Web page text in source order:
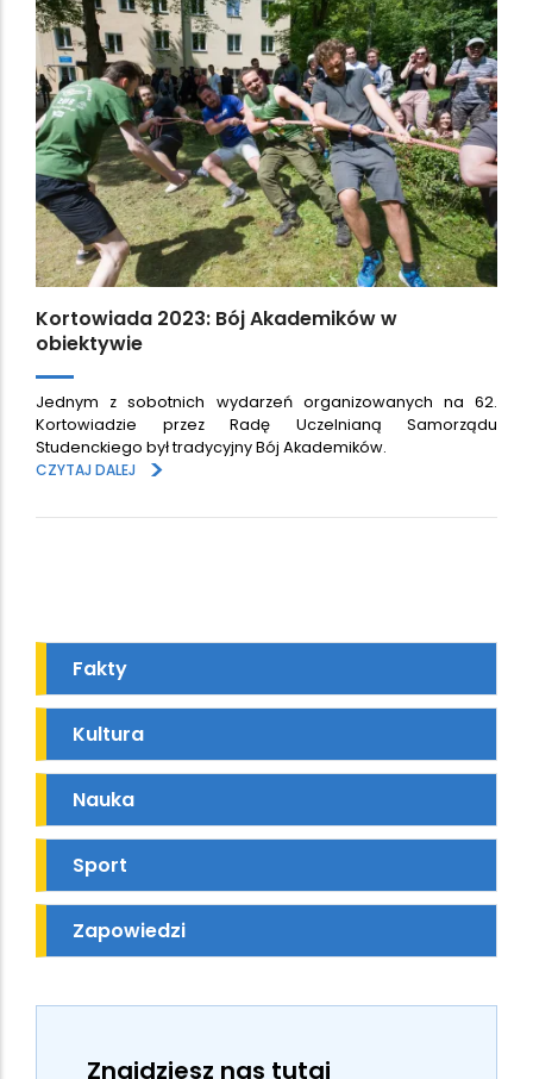
Kortowiada 2023: Bój Akademików w
obiektywie
Jednym z sobotnich wydarzeń organizowanych na 62.
Kortowiadzie przez Radę Uczelnianą Samorządu
Studenckiego był tradycyjny Bój Akademików.
CZYTAJ DALEJ
>
Fakty
Kultura
Nauka
Sport
Zapowiedzi
Znajdziesz nas tutaj